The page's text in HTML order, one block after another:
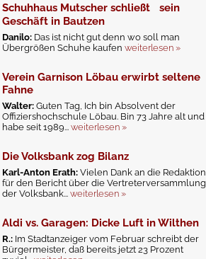
Schuhhaus Mutscher schließt sein
Geschäft in Bautzen
Danilo: Das ist nicht gut denn wo soll man
Übergrößen Schuhe kaufenweiterlesen »
Verein Garnison Löbau erwirbt seltene
Fahne
Walter:Guten Tag, Ich bin Absolvent der
Offiziershochschule Löbau. Bin 73 Jahre alt und
habe seit 1989...weiterlesen »
Die Volksbank zog Bilanz
Karl-Anton Erath:Vielen Dank an die Redaktion
für den Bericht über die Vertreterversammlung
der Volksbank...weiterlesen »
Aldi vs. Garagen: Dicke Luft in Wilthen
R.: Im Stadtanzeiger vom Februar schreibt der
Bürgermeister, daß bereits jetzt 23 Prozent